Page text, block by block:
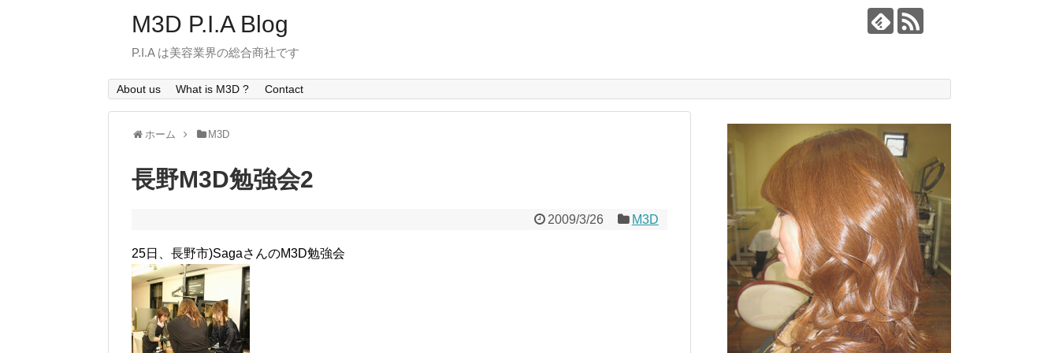
M3D P.I.A Blog
P.I.A は美容業界の総合商社です
About us What is M3D ? Contact
ホーム M3D
長野M3D勉強会2
2009/3/26 M3D
25日、長野市)SagaさんのM3D勉強会